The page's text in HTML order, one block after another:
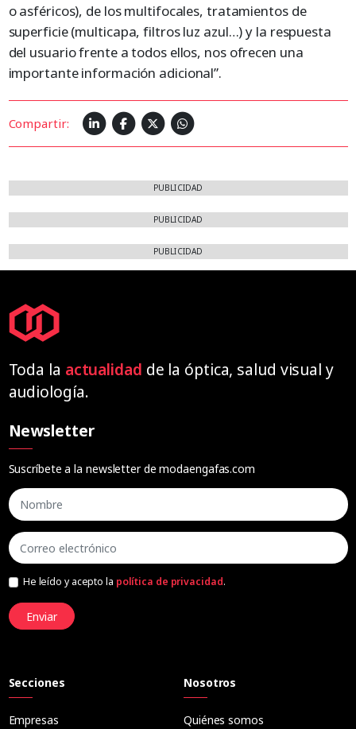
o asféricos), de los multifocales, tratamientos de
superficie (multicapa, filtros luz azul…) y la respuesta
del usuario frente a todos ellos, nos ofrecen una
importante información adicional”.
Compartir:
PUBLICIDAD
PUBLICIDAD
PUBLICIDAD
Toda la actualidad de la óptica, salud visual y
audiología.
Newsletter
Suscríbete a la newsletter de modaengafas.com
He leído y acepto la política de privacidad.
Enviar
Secciones
Empresas
Nosotros
Quiénes somos